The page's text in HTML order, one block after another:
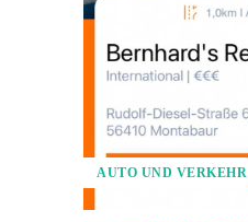
AUTO UND VERKEHR